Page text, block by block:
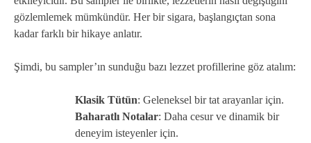
gözlemlemek mümkündür. Her bir sigara, başlangıçtan sona
kadar farklı bir hikaye anlatır.
Şimdi, bu sampler’ın sunduğu bazı lezzet profillerine göz atalım:
Klasik Tütün: Geleneksel bir tat arayanlar için.
Baharatlı Notalar: Daha cesur ve dinamik bir
deneyim isteyenler için.